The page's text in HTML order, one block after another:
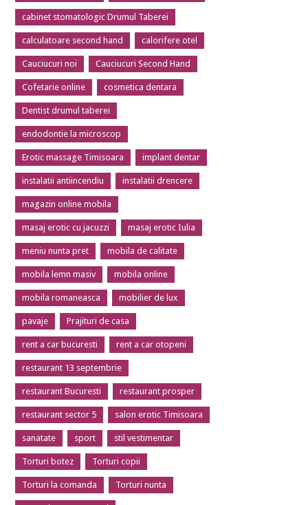
cabinet stomatologic Drumul Taberei
calculatoare second hand calorifere otel
Cauciucuri noi Cauciucuri Second Hand
Cofetarie online cosmetica dentara
Dentist drumul taberei
endodontie la microscop
Erotic massage Timisoara implant dentar
instalatii antiincendiu instalatii drencere
magazin online mobila
masaj erotic cu jacuzzi masaj erotic Iulia
meniu nunta pret mobila de calitate
mobila lemn masiv mobila online
mobila romaneasca mobilier de lux
pavaje Prajituri de casa
rent a car bucuresti rent a car otopeni
restaurant 13 septembrie
restaurant Bucuresti restaurant prosper
restaurant sector 5 salon erotic Timisoara
sanatate sport stil vestimentar
Torturi botez Torturi copii
Torturi la comanda Torturi nunta